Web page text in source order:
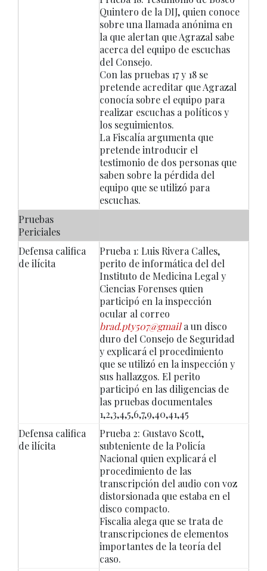
Quintero de la DIJ, quien conoce
sobre una llamada anónima en
la que alertan que Agrazal sabe
acerca del equipo de escuchas
del Consejo.
Con las pruebas 17 y 18 se
pretende acreditar que Agrazal
conocía sobre el equipo para
realizar escuchas a políticos y
los seguimientos.
La Fiscalía argumenta que
pretende introducir el
testimonio de dos personas que
saben sobre la pérdida del
equipo que se utilizó para
escuchas.
Pruebas
Periciales
Defensa califica
de ilícita
Prueba 1: Luis Rivera Calles,
perito de informática del del
Instituto de Medicina Legal y
Ciencias Forenses quien
participó en la inspección
ocular al correo
brad.pty507@gmaila un disco
duro del Consejo de Seguridad
y explicará el procedimiento
que se utilizó en la inspección y
sus hallazgos. El perito
participó en las diligencias de
las pruebas documentales
1,2,3,4,5,6,7,9,40,41,45
Defensa califica
de ilícita
Prueba 2: Gustavo Scott,
subteniente de la Policía
Nacional quien explicará el
procedimiento de las
transcripción del audio con voz
distorsionada que estaba en el
disco compacto.
Fiscalia alega que se trata de
transcripciones de elementos
importantes de la teoría del
caso.